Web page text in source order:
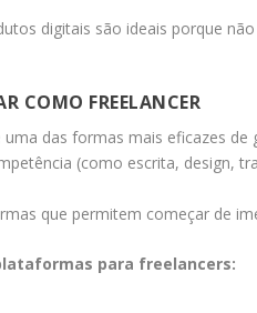
digitais são ideais porque
COMO FREELANCER
uma das formas mais eficazes
(como escrita, design,
que permitem começar de
para freelancers: